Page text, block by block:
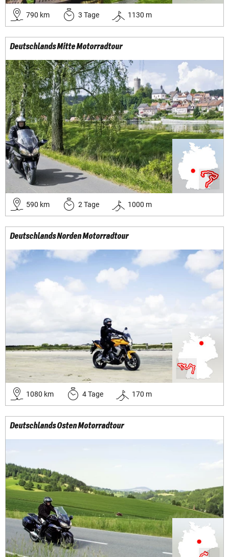
790 km 3 Tage 1130 m
Deutschlands Mitte Motorradtour
590 km 2Tage 1000 m
Deutschlands Norden Motorradtour
1080 km 4Tage 170 m
Deutschlands Osten Motorradtour